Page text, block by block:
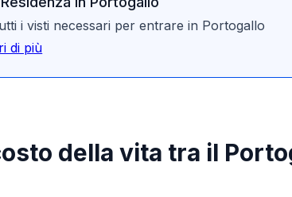
i visti necessari per entrare in Portogallo
di più
della vita tra il